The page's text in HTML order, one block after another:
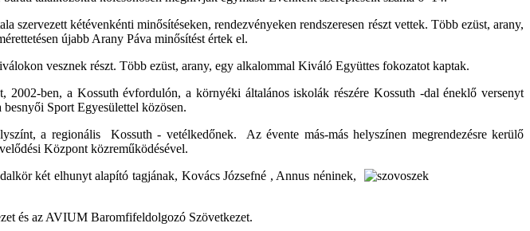
kétévenkénti minősítéseken, rendezvényeken rendszeresen részt vettek. Több ezüst, arany,
újabb Arany Páva minősítést értek el.
vesznek részt. Több ezüst, arany, egy alkalommal Kiváló Együttes fokozatot kaptak.
2002-ben, a Kossuth évfordulón, a környéki általános iskolák részére Kossuth -dal éneklő versenyt
Sport Egyesülettel közösen.
a regionális Kossuth - vetélkedőnek. Az évente más-más helyszínen megrendezésre kerülő
Központ közreműködésével.
két elhunyt alapító tagjának, Kovács Józsefné , Annus néninek,
és az AVIUM Baromfifeldolgozó Szövetkezet.